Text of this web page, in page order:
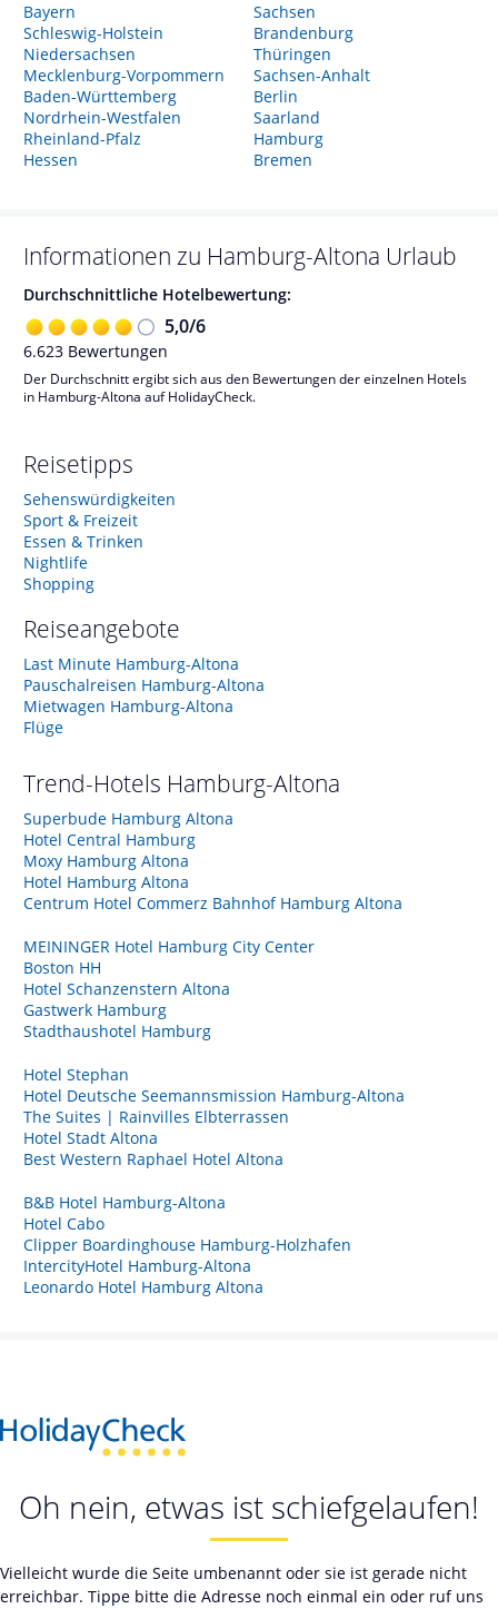
Bayern
Schleswig-Holstein
Niedersachsen
Mecklenburg-Vorpommern
Baden-Württemberg
Nordrhein-Westfalen
Rheinland-Pfalz
Hessen
Sachsen
Brandenburg
Thüringen
Sachsen-Anhalt
Berlin
Saarland
Hamburg
Bremen
Informationen zu Hamburg-Altona Urlaub
Durchschnittliche Hotelbewertung:
5,0/6
6.623 Bewertungen
Der Durchschnitt ergibt sich aus den Bewertungen der einzelnen Hotels
in Hamburg-Altona auf HolidayCheck.
Reisetipps
Sehenswürdigkeiten
Sport & Freizeit
Essen & Trinken
Nightlife
Shopping
Reiseangebote
Last Minute Hamburg-Altona
Pauschalreisen Hamburg-Altona
Mietwagen Hamburg-Altona
Flüge
Trend-Hotels Hamburg-Altona
Superbude Hamburg Altona
Hotel Central Hamburg
Moxy Hamburg Altona
Hotel Hamburg Altona
Centrum Hotel Commerz Bahnhof Hamburg Altona
MEININGER Hotel Hamburg City Center
Boston HH
Hotel Schanzenstern Altona
Gastwerk Hamburg
Stadthaushotel Hamburg
Hotel Stephan
Hotel Deutsche Seemannsmission Hamburg-Altona
The Suites | Rainvilles Elbterrassen
Hotel Stadt Altona
Best Western Raphael Hotel Altona
B&B Hotel Hamburg-Altona
Hotel Cabo
Clipper Boardinghouse Hamburg-Holzhafen
IntercityHotel Hamburg-Altona
Leonardo Hotel Hamburg Altona
Oh nein, etwas ist schiefgelaufen!
Vielleicht wurde die Seite umbenannt oder sie ist gerade nicht
erreichbar. Tippe bitte die Adresse noch einmal ein oder ruf uns